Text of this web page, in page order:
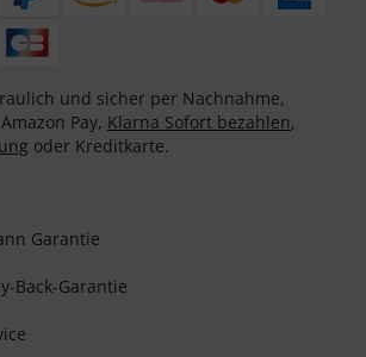
und sicher per Nachnahme,
Pay, Klarna Sofort bezahlen,
oder Kreditkarte.
Garantie
Back-Garantie